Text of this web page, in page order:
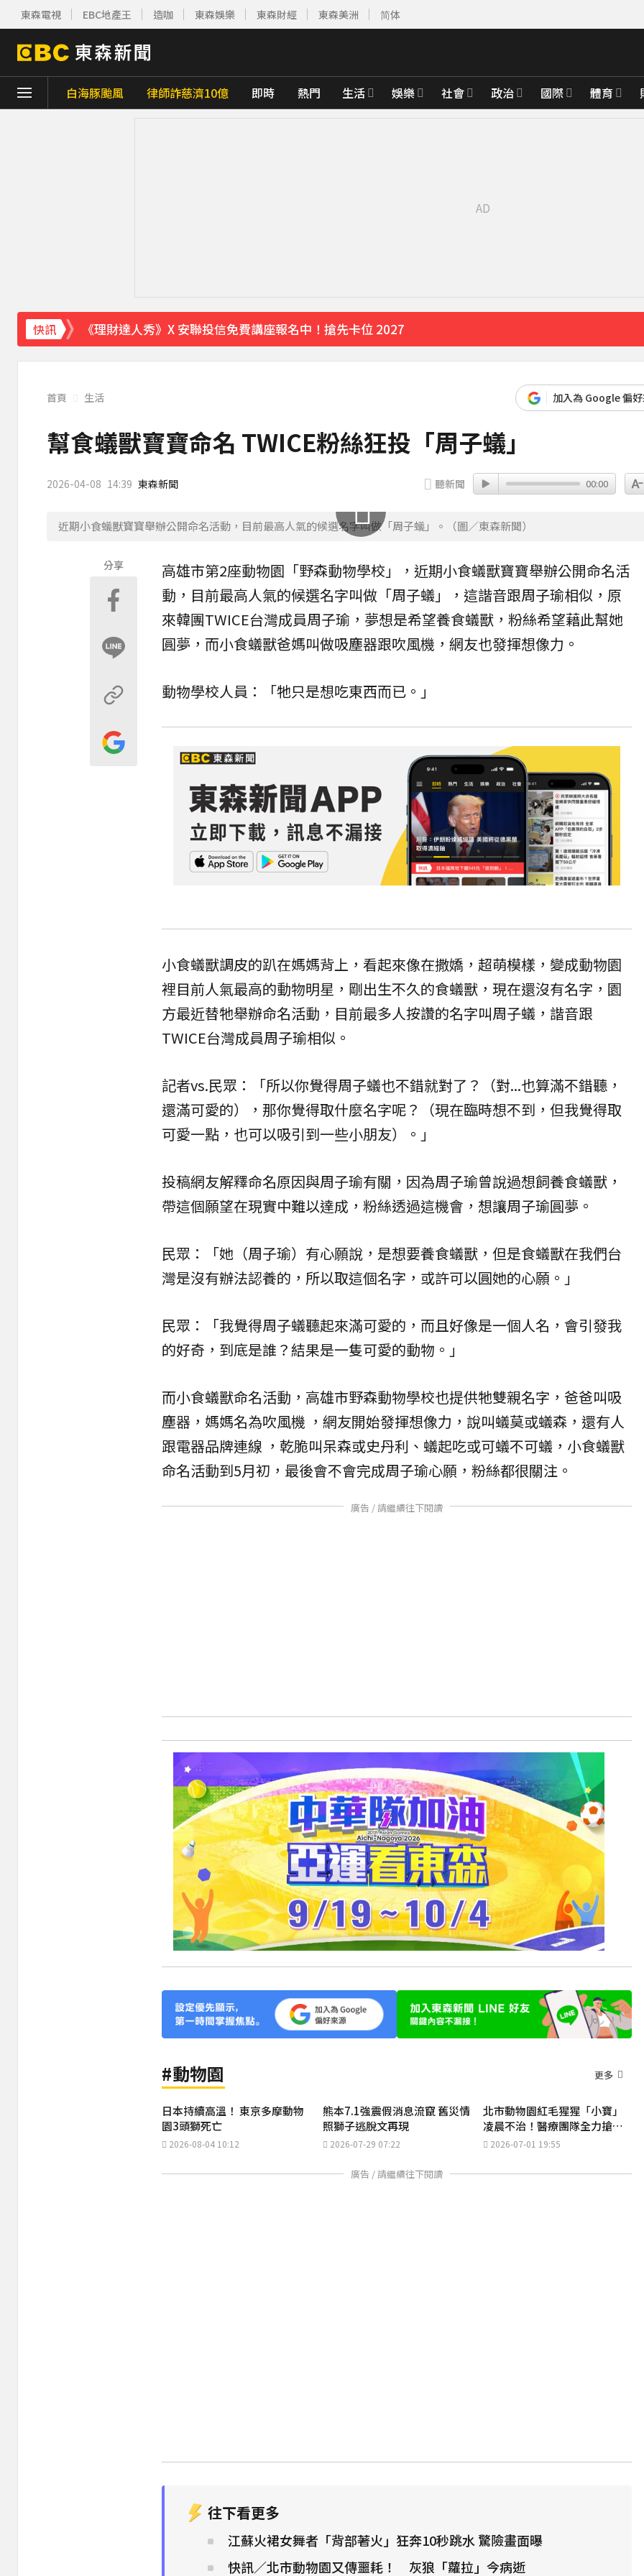
東森電視 EBC地產王 造咖 東森娛樂 東森財經 東森美洲 简体
白海豚颱風 律師詐慈濟10億 即時 熱門 生活 娛樂 社會 政治 國際 體育
快訊
《理財達人秀》X 安聯投信免費講座報名中！搶先卡位 2027
首頁 生活 加入為 Google 偏
幫食蟻獸寶寶命名 TWICE粉絲狂投「周子蟻」
2026-04-08 14:39 東森新聞 聽新聞 00:00
近期小食蟻獸寶寶舉辦公開命名活動，目前最高人氣的候選名字叫做「周子蟻」。（圖／東森新聞）
分享 高雄市第2座動物園 「野森動物學校」，近期小食蟻獸寶寶舉辦公開命名活
動，目前最高人氣的候選名字叫做「周子蟻 」，這諧音跟周子瑜相似，原
來韓團TWICE台灣成員周子瑜，夢想是希望養食蟻獸，粉絲希望藉此幫她
圓夢，而小食蟻獸爸媽叫做吸塵器跟吹風機，網友也發揮想像力。
動物學校人員：「牠只是想吃東西而已。」
小食蟻獸調皮的趴在媽媽背上，看起來像在撒嬌，超萌模樣，變成動物園
裡目前人氣最高的動物明星，剛出生不久的食蟻獸，現在還沒有名字，園
方最近替牠舉辦命名活動，目前最多人按讚的名字叫周子蟻，諧音跟
TWICE台灣成員周子瑜相似。
記者vs.民眾：「所以你覺得周子蟻也不錯就對了？（對...也算滿不錯聽，
還滿可愛的），那你覺得取什麼名字呢？（現在臨時想不到，但我覺得取
可愛一點，也可以吸引到一些小朋友）。」
投稿網友解釋命名原因與周子瑜有關，因為周子瑜曾說過想飼養食蟻獸，
帶這個願望在現實中難以達成，粉絲透過這機會，想讓周子瑜圓夢。
民眾：「她（周子瑜）有心願說，是想要養食蟻獸，但是食蟻獸在我們台
灣是沒有辦法認養的，所以取這個名字，或許可以圓她的心願。」
民眾：「我覺得周子蟻聽起來滿可愛的，而且好像是一個人名，會引發我
的好奇，到底是誰？結果是一隻可愛的動物。」
而小食蟻獸命名活動，高雄市野森動物學校也提供牠雙親名字，爸爸叫吸
塵器，媽媽名為吹風機 ，網友開始發揮想像力，說叫蟻莫或蟻森，還有人
跟電器品牌連線 ，乾脆叫呆森或史丹利、蟻起吃或可蟻不可蟻，小食蟻獸
命名活動到5月初，最後會不會完成周子瑜心願，粉絲都很關注。
廣告 / 請繼續往下閱讀
#動物園 更多
日本持續高溫！ 東京多摩動物
園3頭獅死亡
2026-08-04 10:12
熊本7.1強震假消息流竄 舊災情
照獅子逃脫文再現
2026-07-29 07:22
北市動物園紅毛猩猩「小寶」
凌晨不治！醫療團隊全力搶救
「大寶」
2026-07-01 19:55
廣告 / 請繼續往下閱讀
往下看更多
江蘇火裙女舞者「背部著火」狂奔10秒跳水 驚險畫面曝
快訊／北市動物園又傳噩耗！ 灰狼「蘿拉」今病逝